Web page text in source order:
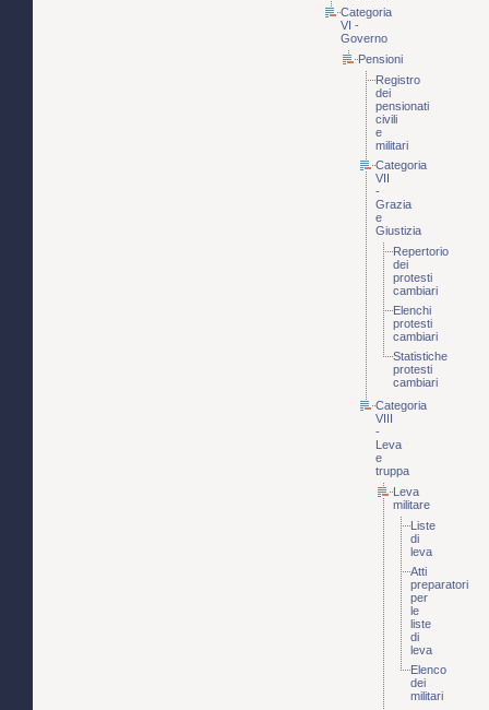
Categoria
VI -
Governo
Pensioni
Registro
dei
pensionati
civili
e
militari
Categoria
VII
-
Grazia
e
Giustizia
Repertorio
dei
protesti
cambiari
Elenchi
protesti
cambiari
Statistiche
protesti
cambiari
Categoria
VIII
-
Leva
e
truppa
Leva
militare
Liste
di
leva
Atti
preparatori
per
le
liste
di
leva
Elenco
dei
militari